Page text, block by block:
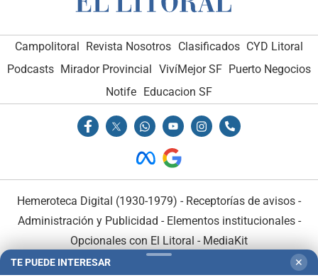
Campolitoral Revista Nosotros Clasificados CYD Litoral
Podcasts Mirador Provincial VivíMejor SF Puerto Negocios
Notife Educacion SF
Hemeroteca Digital (1930-1979) - Receptorías de avisos -
Administración y Publicidad - Elementos institucionales-
Opcionales con El Litoral - MediaKit
TE PUEDE INTERESAR ✕